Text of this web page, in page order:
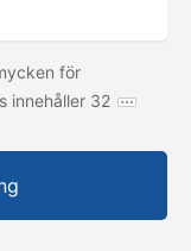
för
innehåller 32